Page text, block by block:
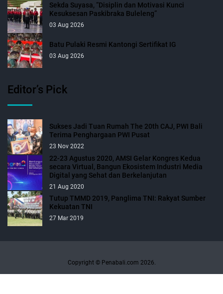
Sekda Suyasa, “Disiplin dan Motivasi Kunci
Kesuksesan Paskibraka Buleleng”
03 Aug 2026
Batu Pulaki Resmi Kantongi Sertifikat IG
03 Aug 2026
Editor’s Pick
Sukses Jadi Tuan Rumah The 20th CAJ, PWI Bali
Terima Penghargaan PWI Pusat
23 Nov 2022
22-23 Agustus 2020, AMSI Gelar Kongres Kedua
secara Virtual, Bangun Ekosistem Industri Media
Digital yang Sehat dan Berkelanjutan
21 Aug 2020
Tutup TMMD 2019, Panglima TNI: Rakyat Sumber
Kekuatan TNI
27 Mar 2019
Copyright © Penabali.com 2026.